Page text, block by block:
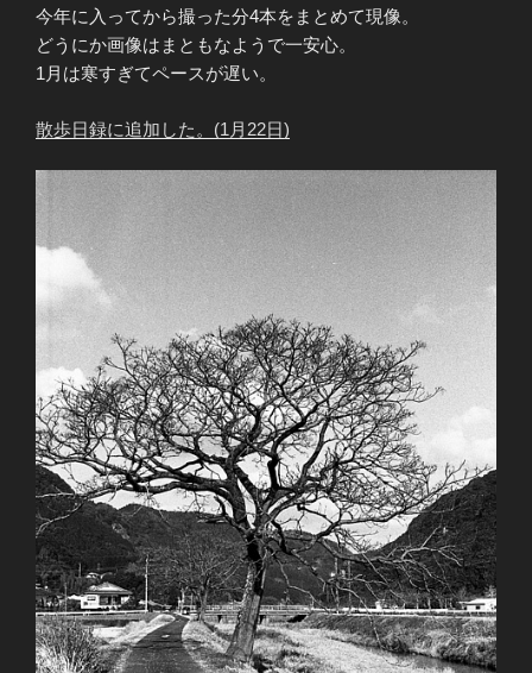
今年に入ってから撮った分4本をまとめて現像。
どうにか画像はまともなようで一安心。
1月は寒すぎてペースが遅い。
散歩日録に追加した。(1月22日)